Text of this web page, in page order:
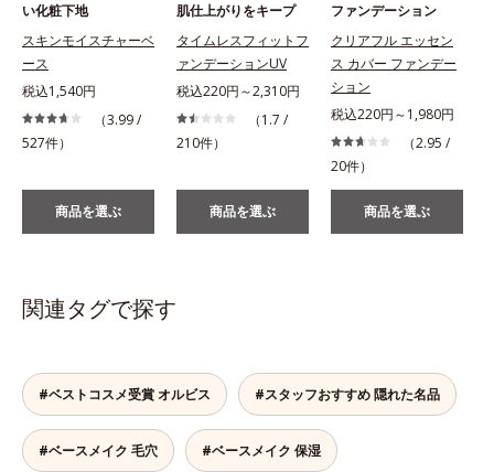
い化粧下地
スキンモイスチャーベ
ース
税込1,540円
（3.99 /
527件）
商品を選ぶ
肌仕上がりをキープ
タイムレスフィットフ
ァンデーションUV
税込220円～2,310円
（1.7 /
210件）
商品を選ぶ
ファンデーション
クリアフル エッセン
ス カバー ファンデー
ション
税込220円～1,980円
（2.95 /
20件）
商品を選ぶ
関連タグで探す
#ベストコスメ受賞 オルビス #スタッフおすすめ 隠れた名品
#ベースメイク 毛穴 #ベースメイク 保湿